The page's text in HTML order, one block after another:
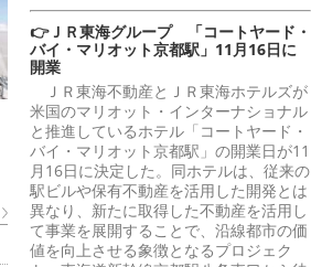
👉ＪＲ東海グループ 「コートヤード・
バイ・マリオット京都駅」11月16日に
開業
ＪＲ東海不動産とＪＲ東海ホテルズが
米国のマリオット・インターナショナル
と推進しているホテル「コートヤード・
バイ・マリオット京都駅」の開業日が11
月16日に決定した。同ホテルは、従来の
駅ビルや保有不動産を活用した開発とは
異なり、新たに取得した不動産を活用し
て事業を展開することで、沿線都市の価
値を向上させる象徴となるプロジェク